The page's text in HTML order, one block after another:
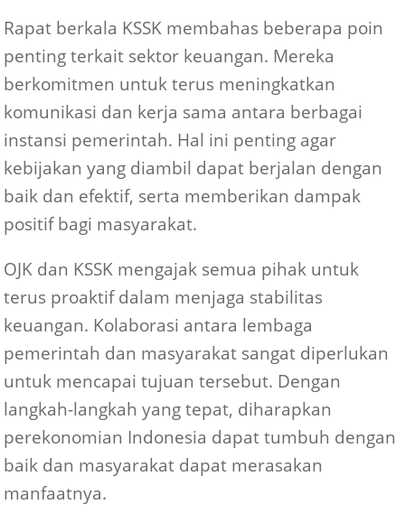
Rapat berkala KSSK membahas beberapa poin
penting terkait sektor keuangan. Mereka
berkomitmen untuk terus meningkatkan
komunikasi dan kerja sama antara berbagai
instansi pemerintah. Hal ini penting agar
kebijakan yang diambil dapat berjalan dengan
baik dan efektif, serta memberikan dampak
positif bagi masyarakat.
OJK dan KSSK mengajak semua pihak untuk
terus proaktif dalam menjaga stabilitas
keuangan. Kolaborasi antara lembaga
pemerintah dan masyarakat sangat diperlukan
untuk mencapai tujuan tersebut. Dengan
langkah-langkah yang tepat, diharapkan
perekonomian Indonesia dapat tumbuh dengan
baik dan masyarakat dapat merasakan
manfaatnya.